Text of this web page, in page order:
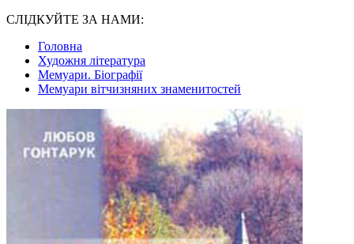
СЛІДКУЙТЕ ЗА НАМИ:
Головна
Художня література
Мемуари. Біографії
Мемуари вітчизняних знаменитостей